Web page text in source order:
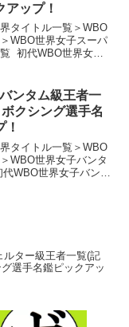
アップ！
タイトル一覧＞WBO
WBO世界女子スーパ
初代WBO世界女子
者 フェムケ・ハー
ンタム級王者一
クシング選手名
タイトル一覧＞WBO
WBO世界女子バンタ
WBO世界女子バンタ
ルター級王者一覧(記
選手名鑑ピックアッ